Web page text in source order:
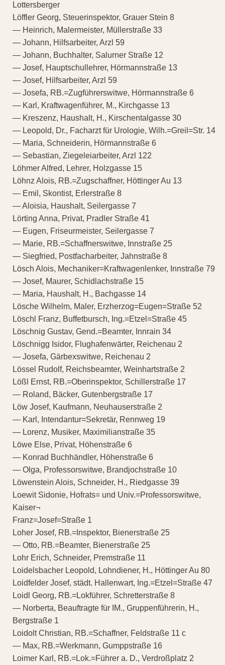
Lottersberger
Löffler Georg, Steuerinspektor, Grauer Stein 8
— Heinrich, Malermeister, Müllerstraße 33
— Johann, Hilfsarbeiter, Arzl 59
— Johann, Buchhalter, Salurner Straße 12
— Josef, Hauptschullehrer, Hörmannstraße 13
— Josef, Hilfsarbeiter, Arzl 59
— Josefa, RB.=Zugführerswitwe, Hörmannstraße 6
— Karl, Kraftwagenführer, M., Kirchgasse 13
— Kreszenz, Haushalt, H., Kirschentalgasse 30
— Leopold, Dr., Facharzt für Urologie, Wilh.=Greil=Str. 14
— Maria, Schneiderin, Hörmannstraße 6
— Sebastian, Ziegeleiarbeiter, Arzl 122
Löhmer Alfred, Lehrer, Holzgasse 15
Löhnz Alois, RB.=Zugschaffner, Höttinger Au 13
— Emil, Skontist, Erlerstraße 8
— Aloisia, Haushalt, Seilergasse 7
Lörting Anna, Privat, Pradler Straße 41
— Eugen, Friseurmeister, Seilergasse 7
— Marie, RB.=Schaffnerswitwe, Innstraße 25
— Siegfried, Postfacharbeiter, Jahnstraße 8
Lösch Alois, Mechaniker=Kraftwagenlenker, Innstraße 79
— Josef, Maurer, Schidlachstraße 15
— Maria, Haushalt, H., Bachgasse 14
Lösche Wilhelm, Maler, Erzherzog=Eugen=Straße 52
Löschl Franz, Buffetbursch, Ing.=Etzel=Straße 45
Löschnig Gustav, Gend.=Beamter, Innrain 34
Löschnigg Isidor, Flughafenwärter, Reichenau 2
— Josefa, Gärbexswitwe, Reichenau 2
Lössel Rudolf, Reichsbeamter, Weinhartstraße 2
Lößl Ernst, RB.=Oberinspektor, Schillerstraße 17
— Roland, Bäcker, Gutenbergstraße 17
Löw Josef, Kaufmann, Neuhauserstraße 2
— Karl, Intendantur=Sekretär, Rennweg 19
— Lorenz, Musiker, Maximilianstraße 35
Löwe Else, Privat, Höhenstraße 6
— Konrad Buchhändler, Höhenstraße 6
— Olga, Professorswitwe, Brandjochstraße 10
Löwenstein Alois, Schneider, H., Riedgasse 39
Loewit Sidonie, Hofrats= und Univ.=Professorswitwe,
Kaiser¬
Franz=Josef=Straße 1
Loher Josef, RB.=Inspektor, Bienerstraße 25
— Otto, RB.=Beamter, Bienerstraße 25
Lohr Erich, Schneider, Premstraße 11
Loidelsbacher Leopold, Lohndiener, H., Höttinger Au 80
Loidfelder Josef, städt. Hallenwart, Ing.=Etzel=Straße 47
Loidl Georg, RB.=Lokführer, Schretterstraße 8
— Norberta, Beauftragte für IM., Gruppenführerin, H.,
Bergstraße 1
Loidolt Christian, RB.=Schaffner, Feldstraße 11 c
— Max, RB.=Werkmann, Gumppstraße 16
Loimer Karl, RB.=Lok.=Führer a. D., Verdroßplatz 2